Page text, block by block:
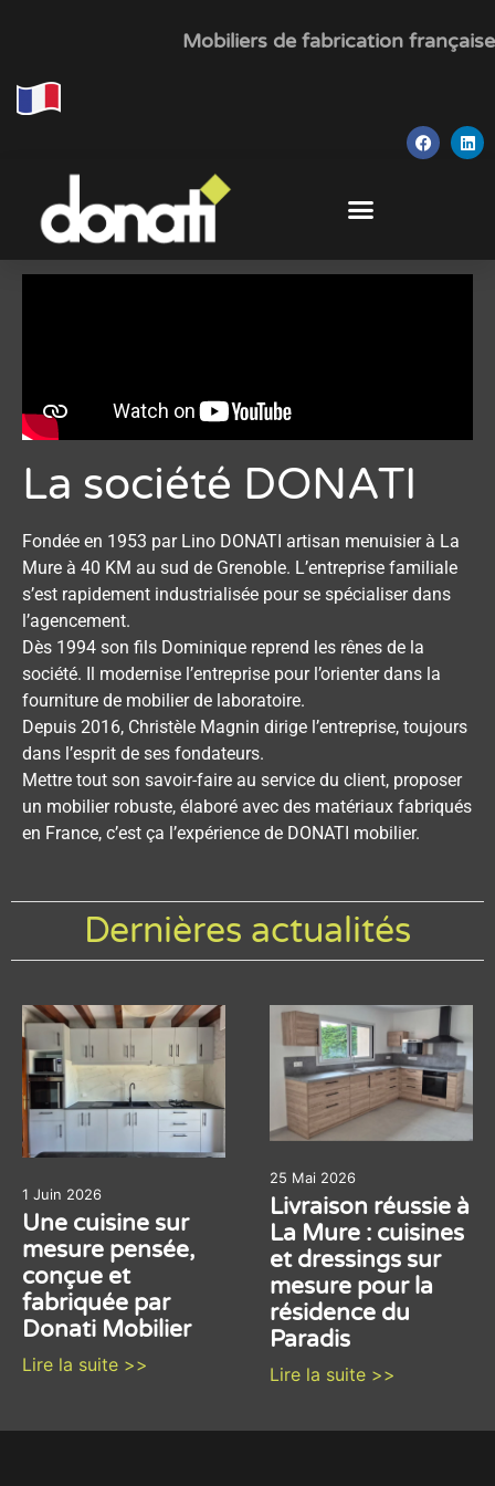
Mobiliers de fabrication française
La société DONATI
Fondée en 1953 par Lino DONATI artisan menuisier à La
Mure à 40 KM au sud de Grenoble. L’entreprise familiale
s’est rapidement industrialisée pour se spécialiser dans
l’agencement.
Dès 1994 son fils Dominique reprend les rênes de la
société. Il modernise l’entreprise pour l’orienter dans la
fourniture de mobilier de laboratoire.
Depuis 2016, Christèle Magnin dirige l’entreprise, toujours
dans l’esprit de ses fondateurs.
Mettre tout son savoir-faire au service du client, proposer
un mobilier robuste, élaboré avec des matériaux fabriqués
en France, c’est ça l’expérience de DONATI mobilier.
Dernières actualités
1 Juin 2026
Une cuisine sur
mesure pensée,
conçue et
fabriquée par
Donati Mobilier
Lire la suite >>
25 Mai 2026
Livraison réussie à
La Mure : cuisines
et dressings sur
mesure pour la
résidence du
Paradis
Lire la suite >>